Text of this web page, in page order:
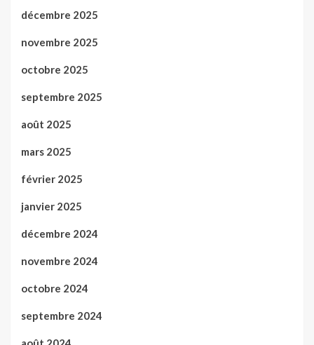
décembre 2025
novembre 2025
octobre 2025
septembre 2025
août 2025
mars 2025
février 2025
janvier 2025
décembre 2024
novembre 2024
octobre 2024
septembre 2024